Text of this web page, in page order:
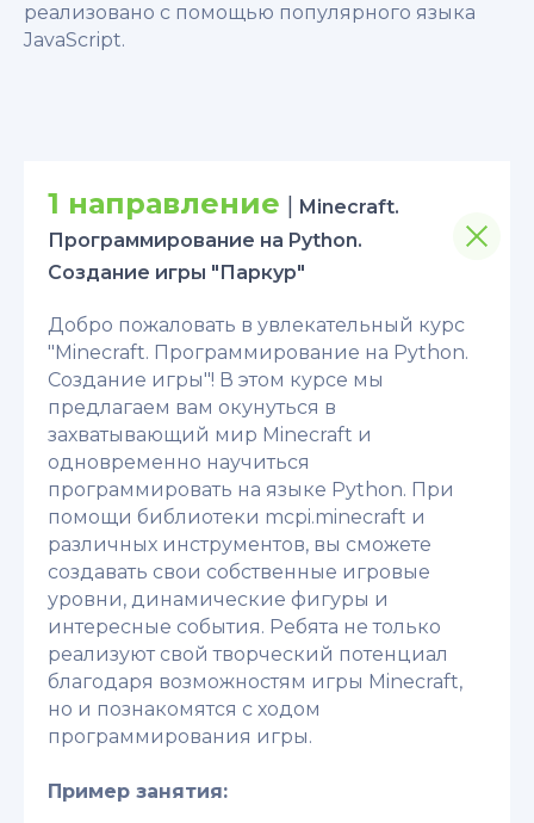
реализовано с помощью популярного языка
JavaScript.
1 направление | Minecraft.
Программирование на Python.
Создание игры "Паркур"
Добро пожаловать в увлекательный курс
"Minecraft. Программирование на Python.
Создание игры"! В этом курсе мы
предлагаем вам окунуться в
захватывающий мир Minecraft и
одновременно научиться
программировать на языке Python. При
помощи библиотеки mcpi.minecraft и
различных инструментов, вы сможете
создавать свои собственные игровые
уровни, динамические фигуры и
интересные события. Ребята не только
реализуют свой творческий потенциал
благодаря возможностям игры Minecraft,
но и познакомятся с ходом
программирования игры.
Пример занятия: